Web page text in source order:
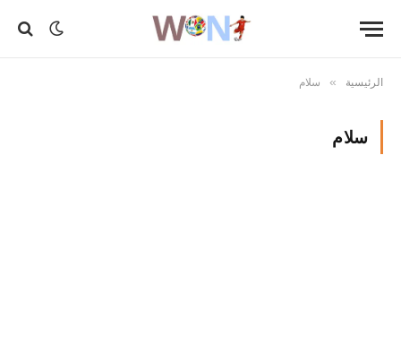
الرئيسية » سلام
سلام